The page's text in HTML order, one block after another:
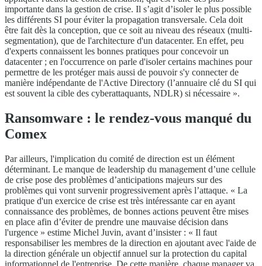
importante dans la gestion de crise. Il s’agit d’isoler le plus possible
les différents SI pour éviter la propagation transversale. Cela doit
être fait dès la conception, que ce soit au niveau des réseaux (multi-
segmentation), que de l'architecture d'un datacenter. En effet, peu
d'experts connaissent les bonnes pratiques pour concevoir un
datacenter ; en l'occurrence on parle d'isoler certains machines pour
permettre de les protéger mais aussi de pouvoir s'y connecter de
manière indépendante de l'Active Directory (l’annuaire clé du SI qui
est souvent la cible des cyberattaquants, NDLR) si nécessaire ».
Ransomware : le rendez-vous manqué du
Comex
Par ailleurs, l'implication du comité de direction est un élément
déterminant. Le manque de leadership du management d’une cellule
de crise pose des problèmes d’anticipations majeurs sur des
problèmes qui vont survenir progressivement après l’attaque. « La
pratique d'un exercice de crise est très intéressante car en ayant
connaissance des problèmes, de bonnes actions peuvent être mises
en place afin d’éviter de prendre une mauvaise décision dans
l'urgence » estime Michel Juvin, avant d’insister : « Il faut
responsabiliser les membres de la direction en ajoutant avec l'aide de
la direction générale un objectif annuel sur la protection du capital